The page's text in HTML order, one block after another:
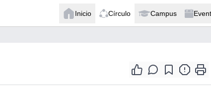
Inicio Círculo Campus